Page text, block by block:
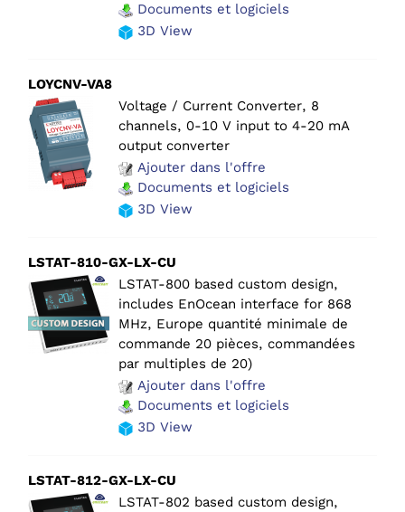
Documents et logiciels
3D View
LOYCNV-VA8
Voltage / Current Converter, 8
channels, 0-10 V input to 4-20 mA
output converter
Ajouter dans l'offre
Documents et logiciels
3D View
LSTAT-810-GX-LX-CU
LSTAT-800 based custom design,
includes EnOcean interface for 868
MHz, Europe quantité minimale de
commande 20 pièces, commandées
par multiples de 20)
Ajouter dans l'offre
Documents et logiciels
3D View
LSTAT-812-GX-LX-CU
LSTAT-802 based custom design,